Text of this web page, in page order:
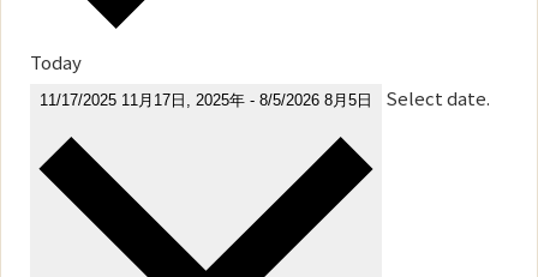
Today
11/17/2025 11月17日, 2025年 - 8/5/2026 8月5日 Select date.